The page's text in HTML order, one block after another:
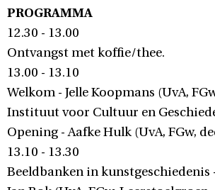
PROGRAMMA
12.30 - 13.00
Ontvangst met koffie/thee.
13.00 - 13.10
Welkom - Jelle Koopmans (UvA,
Instituut voor Cultuur en
Opening - Aafke Hulk (UvA, FGw,
13.10 - 13.30
Beeldbanken in